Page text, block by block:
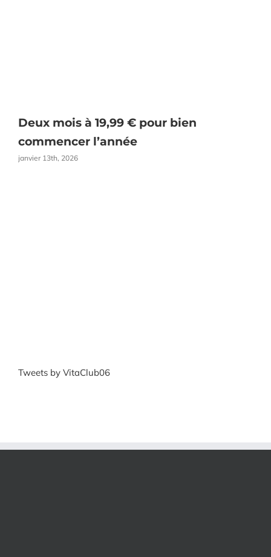
Deux mois à 19,99 € pour bien
commencer l’année
janvier 13th, 2026
Tweets by VitaClub06